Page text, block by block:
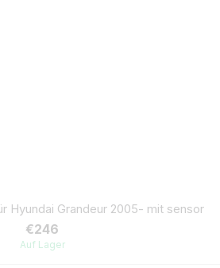
Hyundai Grandeur 2005- mit sensor
€246
Auf Lager